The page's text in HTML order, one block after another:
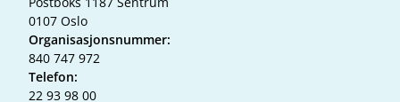
0107 Oslo
Organisasjonsnummer:
840 747 972
Telefon:
22 93 98 00